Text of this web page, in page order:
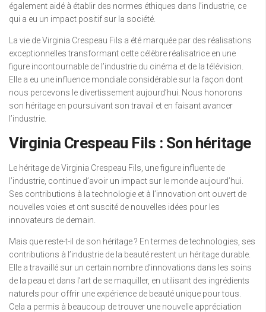
également aidé à établir des normes éthiques dans l’industrie, ce
qui a eu un impact positif sur la société.
La vie de Virginia Crespeau Fils a été marquée par des réalisations
exceptionnelles transformant cette célèbre réalisatrice en une
figure incontournable de l’industrie du cinéma et de la télévision.
Elle a eu une influence mondiale considérable sur la façon dont
nous percevons le divertissement aujourd’hui. Nous honorons
son héritage en poursuivant son travail et en faisant avancer
l’industrie.
Virginia Crespeau Fils : Son héritage
Le héritage de Virginia Crespeau Fils, une figure influente de
l’industrie, continue d’avoir un impact sur le monde aujourd’hui.
Ses contributions à la technologie et à l’innovation ont ouvert de
nouvelles voies et ont suscité de nouvelles idées pour les
innovateurs de demain.
Mais que reste-t-il de son héritage ? En termes de technologies, ses
contributions à l’industrie de la beauté restent un héritage durable.
Elle a travaillé sur un certain nombre d’innovations dans les soins
de la peau et dans l’art de se maquiller, en utilisant des ingrédients
naturels pour offrir une expérience de beauté unique pour tous.
Cela a permis à beaucoup de trouver une nouvelle appréciation